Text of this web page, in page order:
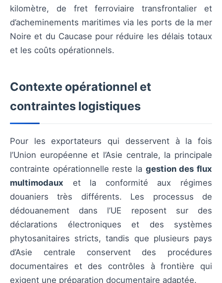
kilomètre, de fret ferroviaire transfrontalier et
d’acheminements maritimes via les ports de la mer
Noire et du Caucase pour réduire les délais totaux
et les coûts opérationnels.
Contexte opérationnel et
contraintes logistiques
Pour les exportateurs qui desservent à la fois
l’Union européenne et l’Asie centrale, la principale
contrainte opérationnelle reste la gestion des flux
multimodaux et la conformité aux régimes
douaniers très différents. Les processus de
dédouanement dans l’UE reposent sur des
déclarations électroniques et des systèmes
phytosanitaires stricts, tandis que plusieurs pays
d’Asie centrale conservent des procédures
documentaires et des contrôles à frontière qui
exigent une préparation documentaire adaptée.